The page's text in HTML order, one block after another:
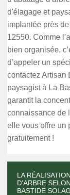
d'élagage et
implantée près
12550. Comme
bien organisée,
d’appeler un
contactez Artisan
paysagist à La
garantit la
connaissance de
elle vous offre un
gratuitement !
LA
D’ARBRE
BASTIDE